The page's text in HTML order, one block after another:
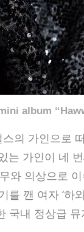
album
의 가인으로
는 가인이 네
와 의상으로
를 깬 여자 ‘하
국내 정상급